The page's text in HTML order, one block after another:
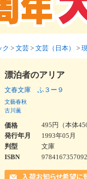
ク > 文芸 > 文芸（日本） >
漂泊者のアリア
文春文庫 ふ３ー９
文藝春秋
古川薫
価格
495円（本体
発行年月
1993年05月
判型
文庫
ISBN
9784167357092